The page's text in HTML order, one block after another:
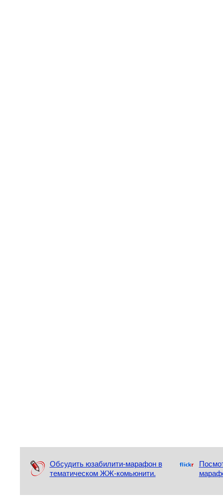
Обсудить юзабилити-марафон в
тематическом ЖЖ-комьюнити.